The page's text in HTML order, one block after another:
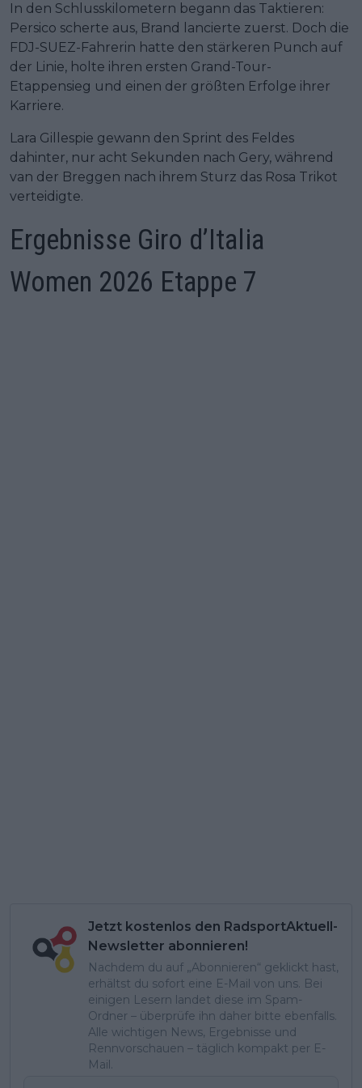
In den Schlusskilometern begann das Taktieren:
Persico scherte aus, Brand lancierte zuerst. Doch die
FDJ-SUEZ-Fahrerin hatte den stärkeren Punch auf
der Linie, holte ihren ersten Grand-Tour-
Etappensieg und einen der größten Erfolge ihrer
Karriere.
Lara Gillespie gewann den Sprint des Feldes
dahinter, nur acht Sekunden nach Gery, während
van der Breggen nach ihrem Sturz das Rosa Trikot
verteidigte.
Ergebnisse Giro d’Italia
Women 2026 Etappe 7
Jetzt kostenlos den RadsportAktuell-
Newsletter abonnieren!
Nachdem du auf „Abonnieren“ geklickt hast,
erhältst du sofort eine E-Mail von uns. Bei
einigen Lesern landet diese im Spam-
Ordner – überprüfe ihn daher bitte ebenfalls.
Alle wichtigen News, Ergebnisse und
Rennvorschauen – täglich kompakt per E-
Mail.